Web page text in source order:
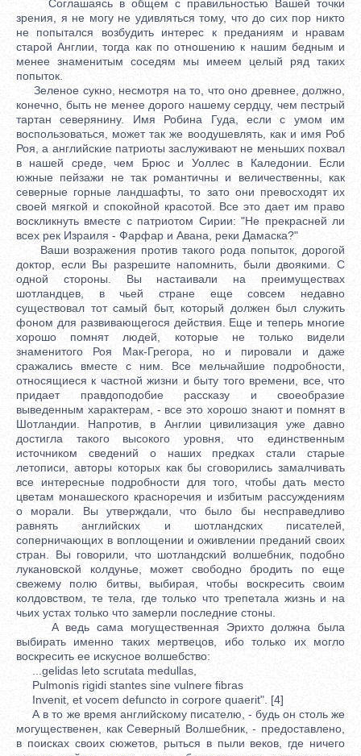
Соглашаясь в общем с правильностью Вашей точки
зрения, я не могу не удивляться тому, что до сих пор никто
не попытался возбудить интерес к преданиям и нравам
старой Англии, тогда как по отношению к нашим бедным и
менее знаменитым соседям мы имеем целый ряд таких
попыток.
Зеленое сукно, несмотря на то, что оно древнее, должно,
конечно, быть не менее дорого нашему сердцу, чем пестрый
тартан северянину. Имя Робина Гуда, если с умом им
воспользоваться, может так же воодушевлять, как и имя Роб
Роя, а английские патриоты заслуживают не меньших похвал
в нашей среде, чем Брюс и Уоллес в Каледонии. Если
южные пейзажи не так романтичны и величественны, как
северные горные ландшафты, то зато они превосходят их
своей мягкой и спокойной красотой. Все это дает им право
воскликнуть вместе с патриотом Сирии: "Не прекрасней ли
всех рек Израиля - Фарфар и Авана, реки Дамаска?"
Ваши возражения против такого рода попыток, дорогой
доктор, если Вы разрешите напомнить, были двоякими. С
одной стороны. Вы настаивали на преимуществах
шотландцев, в чьей стране еще совсем недавно
существовал тот самый быт, который должен был служить
фоном для развивающегося действия. Еще и теперь многие
хорошо помнят людей, которые не только видели
знаменитого Роя Мак-Грегора, но и пировали и даже
сражались вместе с ним. Все мельчайшие подробности,
относящиеся к частной жизни и быту того времени, все, что
придает правдоподобие рассказу и своеобразие
выведенным характерам, - все это хорошо знают и помнят в
Шотландии. Напротив, в Англии цивилизация уже давно
достигла такого высокого уровня, что единственным
источником сведений о наших предках стали старые
летописи, авторы которых как бы сговорились замалчивать
все интересные подробности для того, чтобы дать место
цветам монашеского красноречия и избитым рассуждениям
о морали. Вы утверждали, что было бы несправедливо
равнять английских и шотландских писателей,
соперничающих в воплощении и оживлении преданий своих
стран. Вы говорили, что шотландский волшебник, подобно
лукановской колдунье, может свободно бродить по еще
свежему полю битвы, выбирая, чтобы воскресить своим
колдовством, те тела, где только что трепетала жизнь и на
чьих устах только что замерли последние стоны.
А ведь сама могущественная Эрихто должна была
выбирать именно таких мертвецов, ибо только их могло
воскресить ее искусное волшебство:
...gelidas leto scrutata medullas,
Pulmonis rigidi stantes sine vulnere fibras
Invenit, et vocem defuncto in corpore quaerit". [4]
А в то же время английскому писателю, - будь он столь же
могущественен, как Северный Волшебник, - предоставлено,
в поисках своих сюжетов, рыться в пыли веков, где ничего